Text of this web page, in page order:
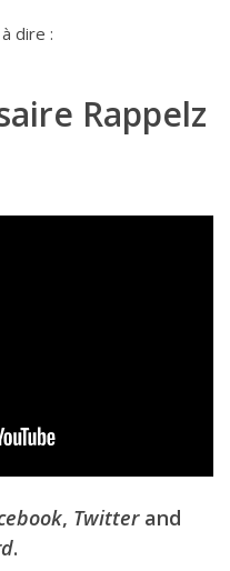
dire :
Rappelz
, Twitterand
.